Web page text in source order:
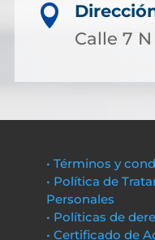

Calle 7
• Términos y
• Política de
Personales
• Políticas de
• Certificado de